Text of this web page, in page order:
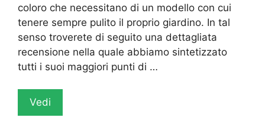
coloro che necessitano di un modello con cui
tenere sempre pulito il proprio giardino. In tal
senso troverete di seguito una dettagliata
recensione nella quale abbiamo sintetizzato
tutti i suoi maggiori punti di …
Vedi